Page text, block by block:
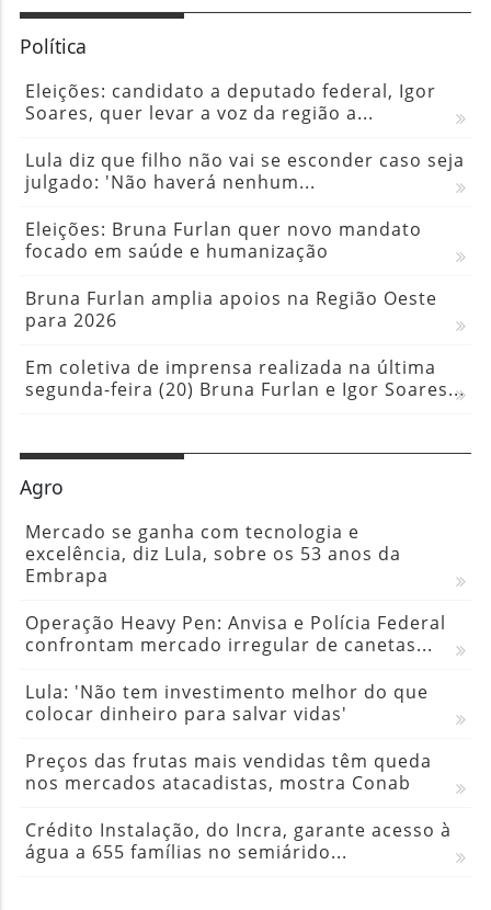
Política
Eleições: candidato a deputado federal, Igor
Soares, quer levar a voz da região a...
Lula diz que filho não vai se esconder caso seja
julgado: 'Não haverá nenhum...
Eleições: Bruna Furlan quer novo mandato
focado em saúde e humanização
Bruna Furlan amplia apoios na Região Oeste
para 2026
Em coletiva de imprensa realizada na última
segunda-feira (20) Bruna Furlan e Igor Soares...
Agro
Mercado se ganha com tecnologia e
excelência, diz Lula, sobre os 53 anos da
Embrapa
Operação Heavy Pen: Anvisa e Polícia Federal
confrontam mercado irregular de canetas...
Lula: 'Não tem investimento melhor do que
colocar dinheiro para salvar vidas'
Preços das frutas mais vendidas têm queda
nos mercados atacadistas, mostra Conab
Crédito Instalação, do Incra, garante acesso à
água a 655 famílias no semiárido...